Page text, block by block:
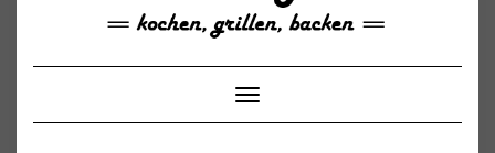
Toggle Navigation